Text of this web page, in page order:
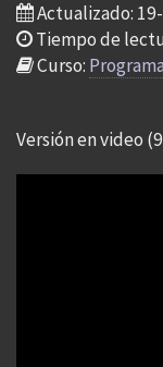
Actualizado:
Tiempo de
Curso:
Versión en video